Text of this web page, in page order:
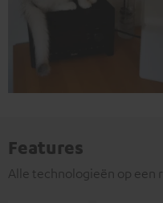
Features
Alle technologieën op een rij